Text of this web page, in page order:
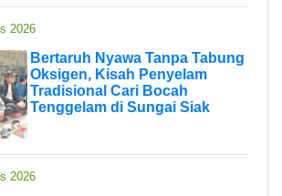
2026
Bertaruh Nyawa Tanpa Tabung
Oksigen, Kisah Penyelam
Tradisional Cari Bocah
Tenggelam di Sungai Siak
2026